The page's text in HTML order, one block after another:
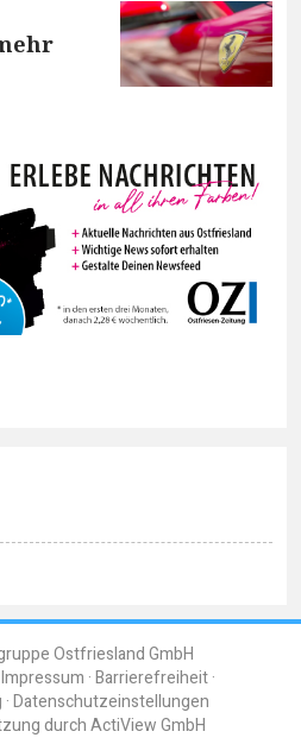
Ostfriesland GmbH
Impressum Barrierefreiheit
Datenschutzeinstellungen
durchActiView GmbH